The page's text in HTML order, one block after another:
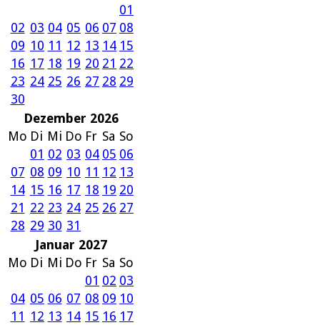
01
02 03 04 05 06 07 08
09 10 11 12 13 14 15
16 17 18 19 20 21 22
23 24 25 26 27 28 29
30
Dezember 2026
Mo Di Mi Do Fr Sa So
01 02 03 04 05 06
07 08 09 10 11 12 13
14 15 16 17 18 19 20
21 22 23 24 25 26 27
28 29 30 31
Januar 2027
Mo Di Mi Do Fr Sa So
01 02 03
04 05 06 07 08 09 10
11 12 13 14 15 16 17